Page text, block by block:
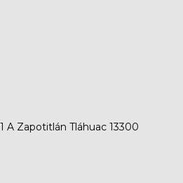
A Zapotitlán Tláhuac 13300